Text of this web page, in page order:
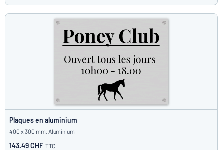
Plaques en aluminium
400 x 300 mm, Aluminium
143.49 CHF TTC